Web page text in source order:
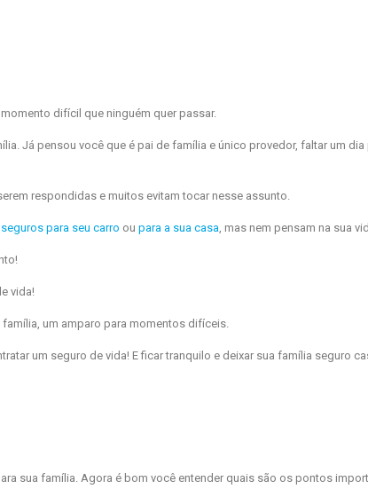
difícil que ninguém quer passar.
Já pensou você que é pai de família e único provedor, faltar um dia
respondidas e muitos evitam tocar nesse assunto.
seguros para seu carro ou para a sua casa, mas nem pensam na sua
vida!
um amparo para momentos difíceis.
um seguro de vida! E ficar tranquilo e deixar sua família seguro
sua família. Agora é bom você entender quais são os pontos